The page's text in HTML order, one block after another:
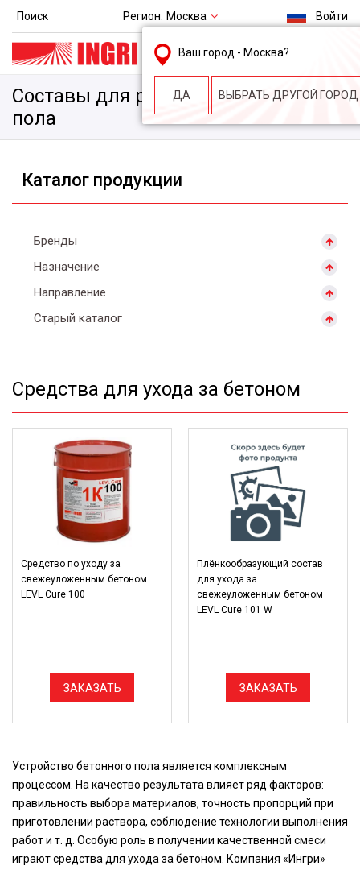
Поиск Регион: Москва
Ваш город - Москва?
ДА ВЫБРАТЬ ДРУГОЙ ГОРОД
Войти
msk@ingri.ru
пн. – пт.: 9.00-18.00
Составы для ремонта бетонного
пола
Каталог продукции
Бренды
Назначение
Направление
Старый каталог
Средства для ухода за бетоном
Средство по уходу за
свежеуложенным бетоном
LEVL Cure 100
ЗАКАЗАТЬ
Плёнкообразующий состав
для ухода за
свежеуложенным бетоном
LEVL Cure 101 W
ЗАКАЗАТЬ
Устройство бетонного пола является комплексным
процессом. На качество результата влияет ряд факторов:
правильность выбора материалов, точность пропорций при
приготовлении раствора, соблюдение технологии выполнения
работ и т. д. Особую роль в получении качественной смеси
играют средства для ухода за бетоном. Компания «Ингри»